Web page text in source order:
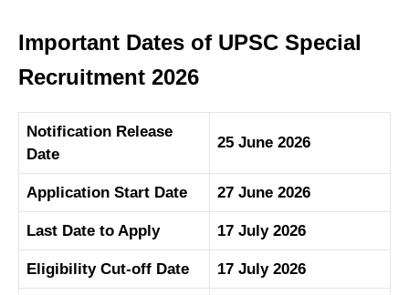
Important Dates of UPSC Special
Recruitment 2026
Notification Release
Date
25 June 2026
Application Start Date 27 June 2026
Last Date to Apply 17 July 2026
Eligibility Cut-off Date 17 July 2026